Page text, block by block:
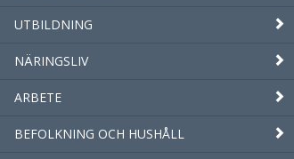
UTBILDNING
NÄRINGSLIV
ARBETE
BEFOLKNING OCH HUSHÅLL